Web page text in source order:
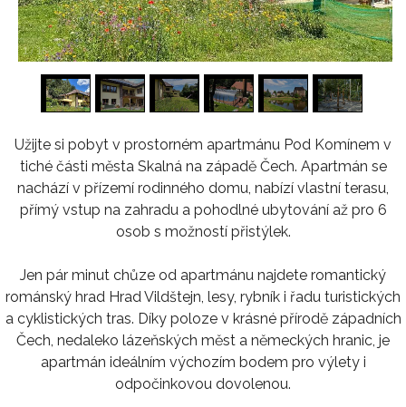
1/16
Užijte si pobyt v prostorném apartmánu Pod Komínem v
tiché části města Skalná na západě Čech. Apartmán se
nachází v přízemí rodinného domu, nabízí vlastní terasu,
přímý vstup na zahradu a pohodlné ubytování až pro 6
osob s možností přistýlek.
Jen pár minut chůze od apartmánu najdete romantický
románský hrad Hrad Vildštejn, lesy, rybník i řadu turistických
a cyklistických tras. Díky poloze v krásné přírodě západních
Čech, nedaleko lázeňských měst a německých hranic, je
apartmán ideálním výchozím bodem pro výlety i
odpočinkovou dovolenou.